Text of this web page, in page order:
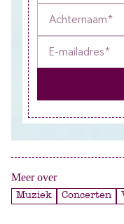
Meer over
Muziek Concerten